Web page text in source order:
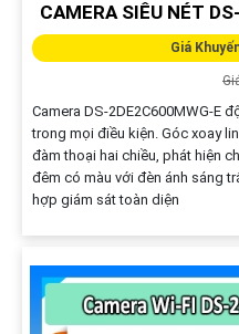
CAMERA SIÊU NÉT
Giá
Camera DS-2DE2C600MWG-E
trong mọi điều kiện. Góc xoay
đàm thoại hai chiều, phát hiện
đêm có màu với đèn ánh sáng
hợp giám sát toàn diện